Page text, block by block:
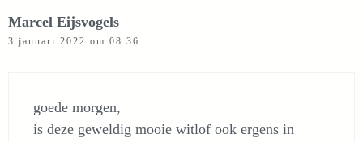
Marcel Eijsvogels
3 januari 2022 om 08:36
goede morgen,
is deze geweldig mooie witlof ook ergens in